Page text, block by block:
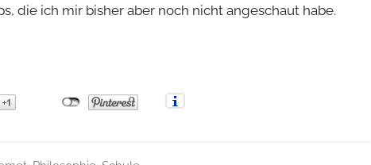
die ich mir bisher aber noch nicht angeschaut habe.